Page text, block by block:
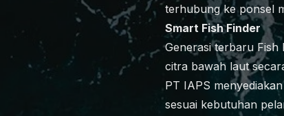
terhubung ke ponsel
Smart Fish Finder
Generasi terbaru Fish
citra bawah laut
PT IAPS
sesuai kebutuhan